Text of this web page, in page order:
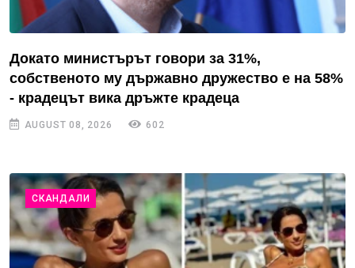
Докато министърът говори за 31%,
собственото му държавно дружество е на 58%
- крадецът вика дръжте крадеца
AUGUST 08, 2026 602
СКАНДАЛИ